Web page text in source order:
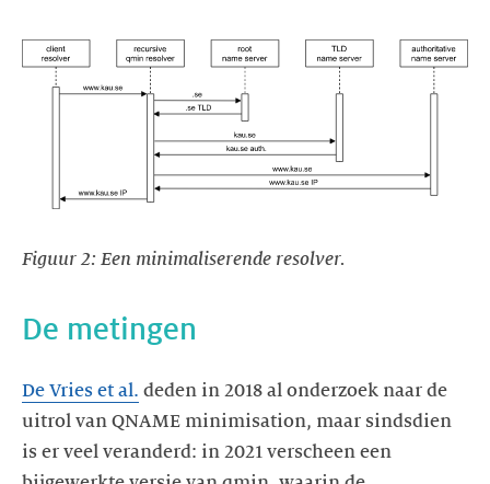
Figuur 2: Een minimaliserende resolver.
De metingen
De Vries et al. deden in 2018 al onderzoek naar de
uitrol van QNAME minimisation, maar sindsdien
is er veel veranderd: in 2021 verscheen een